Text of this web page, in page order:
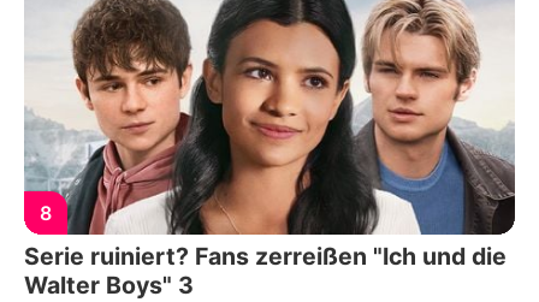
8
Serie ruiniert? Fans zerreißen "Ich und die
Walter Boys" 3